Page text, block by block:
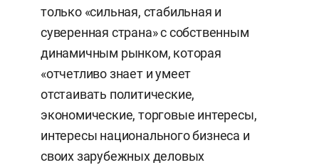
только «сильная, стабильная и
суверенная страна» с собственным
динамичным рынком, которая
«отчетливо знает и умеет
отстаивать политические,
экономические, торговые интересы,
интересы национального бизнеса и
своих зарубежных деловых